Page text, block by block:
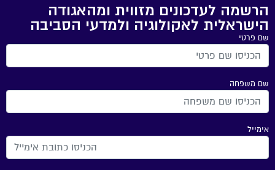
הרשמה לעדכונים מזווית ומהאגודה
הישראלית לאקולוגיה ולמדעי הסביבה
שם פרטי
שם משפחה
אימייל